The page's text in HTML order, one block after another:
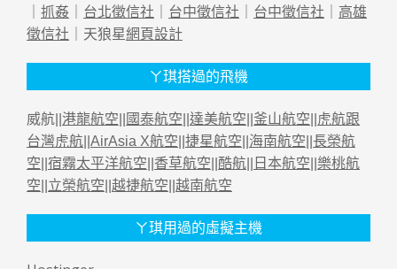
｜ 抓姦 ｜ 台北徵信社 ｜ 台中徵信社 ｜ 台中徵信社 ｜ 高雄
徵信社 ｜天狼星網頁設計
ㄚ琪搭過的飛機
威航|| 港龍航空 國泰航空 達美航空 釜山航空
虎航跟
台灣虎航 AirAsia X航空 捷星航空 海南航空 長榮航
空 宿霧太平洋航空 香草航空 酷航 日本航空 樂桃航
空 立榮航空 越捷航空 越南航空
ㄚ琪用過的虛擬主機